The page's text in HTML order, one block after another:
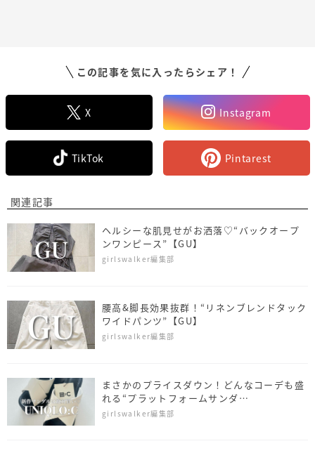
この記事を気に入ったらシェア！
X Instagram
TikTok Pintarest
関連記事
ヘルシーな肌見せがお洒落♡“バックオープ
ンワンピース”【GU】
girlswalker編集部
腰高&脚長効果抜群！“リネンブレンドタック
ワイドパンツ”【GU】
girlswalker編集部
まさかのプライスダウン！どんなコーデも盛
れる“プラットフォームサンダ
ル”【UNIQLO：C】
girlswalker編集部